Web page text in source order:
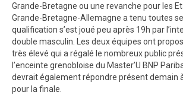
Grande-Bretagne ou une revanche pour les
Grande-Bretagne-Allemagne a tenu toutes
qualification s’est joué peu après 19h par
double masculin. Les deux équipes ont
très élevé qui a régalé le nombreux public
l’enceinte grenobloise du Master’U BNP
devrait également répondre présent demain
pour la finale.